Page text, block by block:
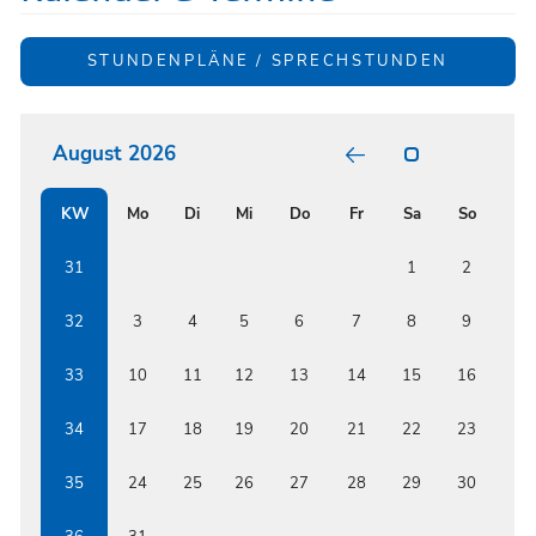
STUNDENPLÄNE / SPRECHSTUNDEN
August 2026
KW Mo Di Mi Do Fr Sa So
31 1 2
32 3 4 5 6 7 8 9
33 10 11 12 13 14 15 16
34 17 18 19 20 21 22 23
35 24 25 26 27 28 29 30
FORMS
ISSF
AND